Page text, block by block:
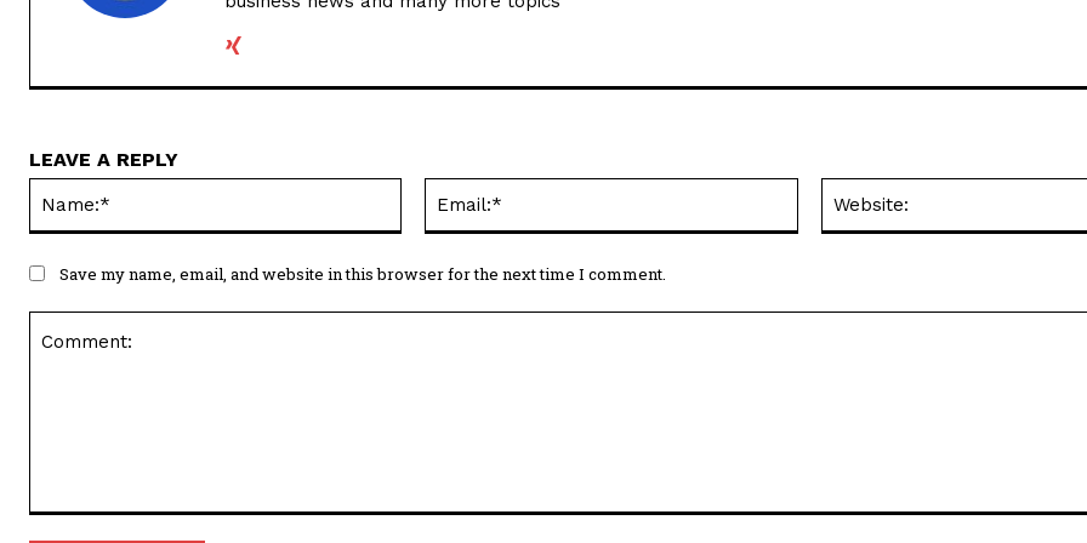
LEAVE A REPLY
Save my name, email, and website in this browser for the next time I comment.